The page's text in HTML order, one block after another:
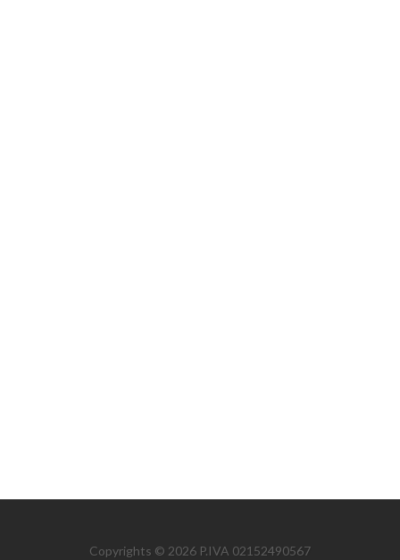
Copyrights © 2026 P.IVA 02152490567